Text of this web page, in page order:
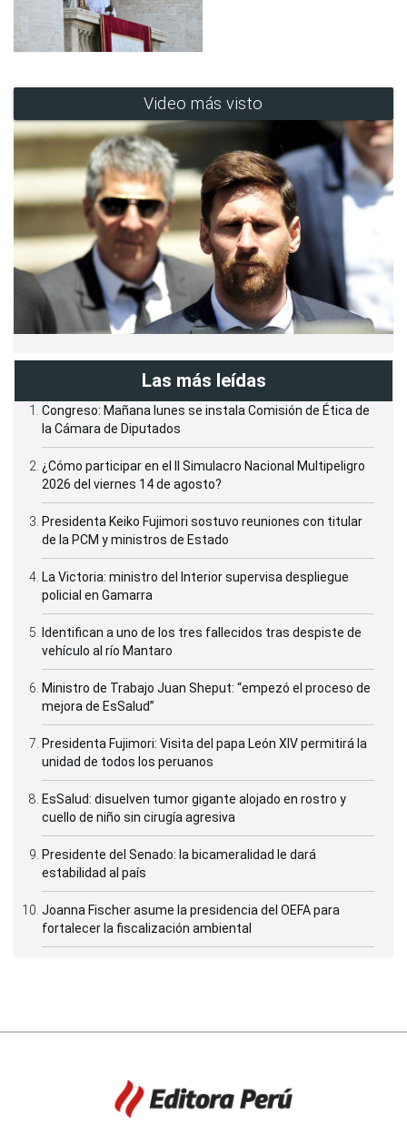
Video más visto
Las más leídas
Congreso: Mañana lunes se instala Comisión de Ética de
la Cámara de Diputados
¿Cómo participar en el II Simulacro Nacional Multipeligro
2026 del viernes 14 de agosto?
Presidenta Keiko Fujimori sostuvo reuniones con titular
de la PCM y ministros de Estado
La Victoria: ministro del Interior supervisa despliegue
policial en Gamarra
Identifican a uno de los tres fallecidos tras despiste de
vehículo al río Mantaro
Ministro de Trabajo Juan Sheput: “empezó el proceso de
mejora de EsSalud”
Presidenta Fujimori: Visita del papa León XIV permitirá la
unidad de todos los peruanos
EsSalud: disuelven tumor gigante alojado en rostro y
cuello de niño sin cirugía agresiva
Presidente del Senado: la bicameralidad le dará
estabilidad al país
Joanna Fischer asume la presidencia del OEFA para
fortalecer la fiscalización ambiental